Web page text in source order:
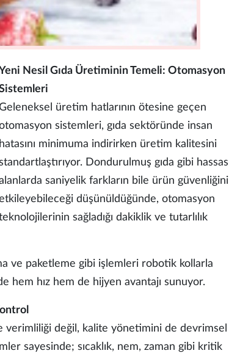
Nesil Gıda Üretiminin Temeli: Otomasyon
üretim hatlarının ötesine geçen
sistemleri, gıda sektöründe insan
hatasını minimuma indirirken üretim kalitesini
Dondurulmuş gıda gibi hassas
saniyelik farkların bile ürün güvenliğini
düşünüldüğünde, otomasyon
sağladığı dakiklik ve tutarlılık
ve paketleme gibi işlemleri robotik kollarla
hem hız hem de hijyen avantajı sunuyor.
verimliliği değil, kalite yönetimini de devrimsel
sayesinde; sıcaklık, nem, zaman gibi kritik